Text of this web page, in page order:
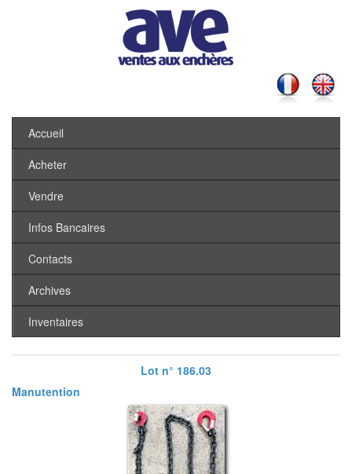
Accueil
Acheter
Vendre
Infos Bancaires
Contacts
Archives
Inventaires
Lot n° 186.03
Manutention